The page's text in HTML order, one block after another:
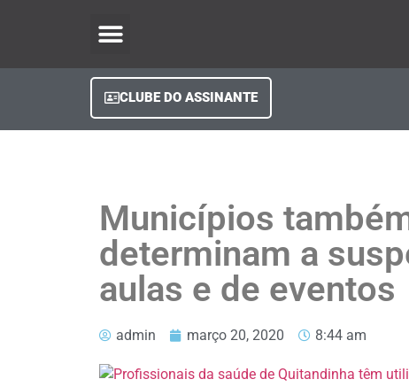
CLUBE DO ASSINANTE
Municípios
determinam a
aulas e de eventos
admin março 20, 2020 8:44 am